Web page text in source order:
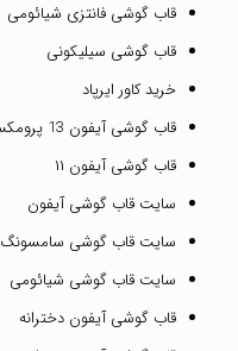
قاب گوشی فانتزی شیائومی
قاب گوشی سیلیکونی
خرید کاور ایرپاد
قاب گوشی آیفون 13 پرومکس
قاب گوشی آیفون ۱۱
سایت قاب گوشی آیفون
سایت قاب گوشی سامسونگ
سایت قاب گوشی شیائومی
قاب گوشی آیفون دخترانه